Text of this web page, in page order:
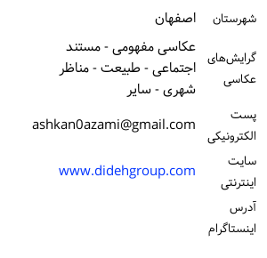
شهرستان اصفهان
گرایش‌های
عکاسی
عکاسی مفهومی - مستند
اجتماعی - طبیعت - مناظر
شهری - سایر
پست
الكترونیكی
ashkan0azami@gmail.com
سایت
اینترنتی
www.didehgroup.com
آدرس
اینستاگرام